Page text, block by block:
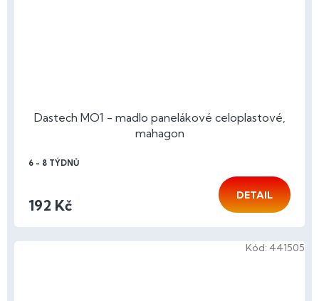
Dastech MO1 - madlo panelákové celoplastové,
mahagon
6 - 8 TÝDNŮ
192 Kč
DETAIL
Kód: 441505